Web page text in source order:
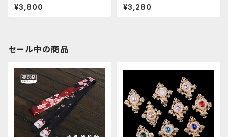
¥3,800 ¥3,280
セール中の商品